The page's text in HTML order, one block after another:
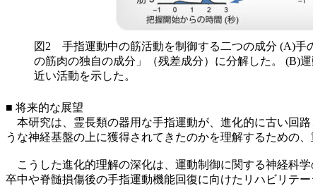
図2 手指運動中の筋活動を制御する二つの成分 (A)手
の筋肉の独自の成分」（残差成分）に分解した。 (B)
近い活動を示した。
■ 将来的な展望
本研究は、霊長類の器用な手指運動が、進化的に古い回
うな神経基盤の上に獲得されてきたのかを理解するための
こうした進化的理解の深化は、運動制御に関する神経科
卒中や脊髄損傷後の手指運動機能回復に向けたリハビリテ